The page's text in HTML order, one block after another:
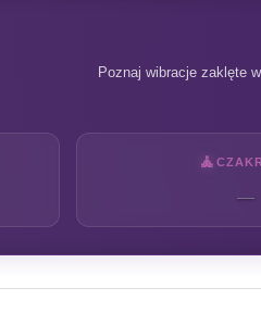
Poznaj wibracje zaklęte
🧘
—